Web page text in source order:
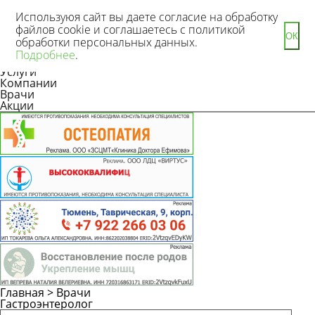
Новости
Статьи
Услуги
Компании
Врачи
Акции
Главная > Врачи
Гастроэнтеролог
Используюя сайт вы даете согласие на обработку
файлов cookie и соглашаетесь с политикой
обработки персональных данных.
Подробнее.
ОК